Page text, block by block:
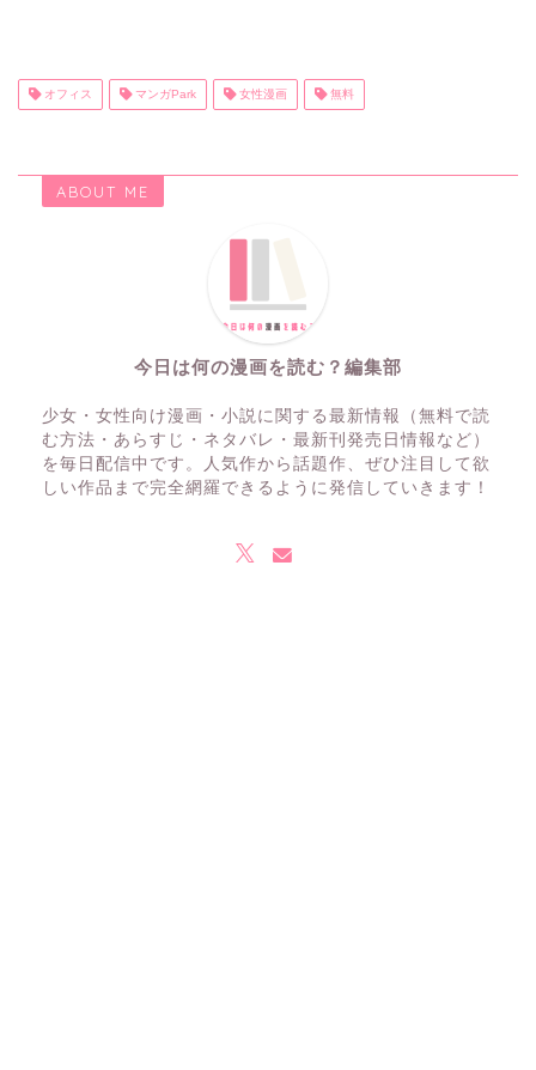
オフィス マンガPark 女性漫画 無料
ABOUT ME
今日は何の漫画を読む？編集部
少女・女性向け漫画・小説に関する最新情報（無料で読
む方法・あらすじ・ネタバレ・最新刊発売日情報など）
を毎日配信中です。人気作から話題作、ぜひ注目して欲
しい作品まで完全網羅できるように発信していきます！